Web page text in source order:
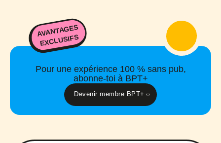
AVANTAGES
EXCLUSIFS
Pour une expérience 100 % sans pub,
abonne-toi à BPT+
Devenir membre BPT+